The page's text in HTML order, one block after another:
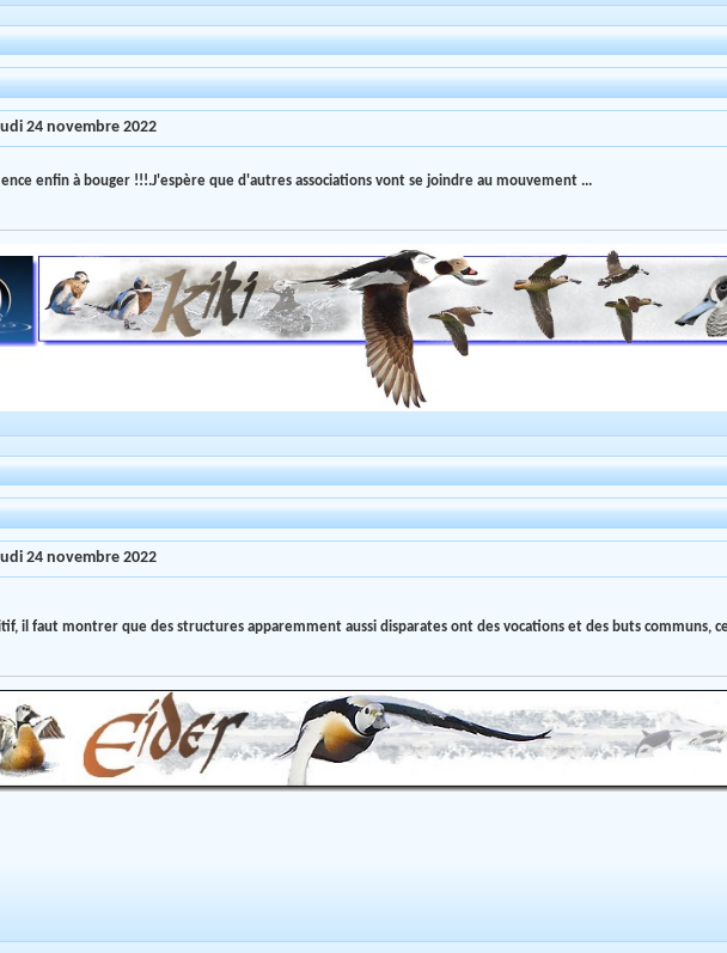
24 novembre 2022
enfin à bouger !!!.J'espère que d'autres associations vont se joindre au mouvement ...
24 novembre 2022
il faut montrer que des structures apparemment aussi disparates ont des vocations et des buts communs,